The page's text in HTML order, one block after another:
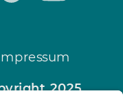
2025